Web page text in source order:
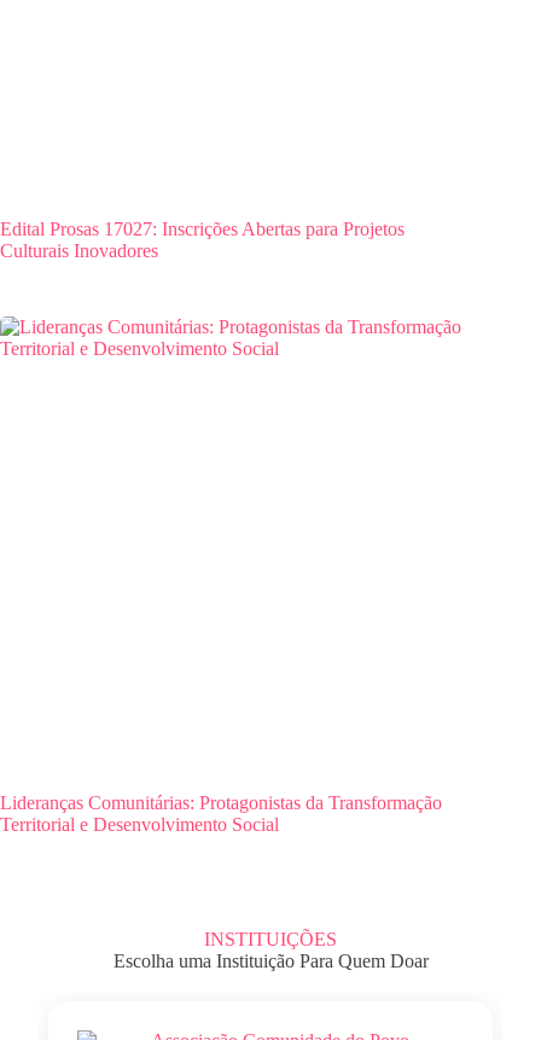
Edital Prosas 17027: Inscrições Abertas para Projetos
Culturais Inovadores
Lideranças Comunitárias: Protagonistas da Transformação
Territorial e Desenvolvimento Social
INSTITUIÇÕES
Escolha uma Instituição Para Quem Doar